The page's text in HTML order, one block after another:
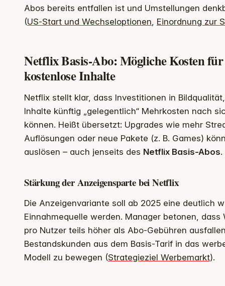
Abos bereits entfallen ist und Umstellungen
(US‑Start und Wechseloptionen Einordnung zur
Netflix Basis-Abo: Mögliche Kosten
kostenlose Inhalte
Netflix stellt klar, dass Investitionen in
Inhalte künftig „gelegentlich“ Mehrkosten nach
können. Heißt übersetzt: Upgrades wie mehr
Auflösungen oder neue Pakete (z. B. Games)
auslösen – auch jenseits des Netflix Basis-Abos.
Stärkung der Anzeigensparte bei Netflix
Die Anzeigenvariante soll ab 2025 eine deutlich
Einnahmequelle werden. Manager betonen, dass
pro Nutzer teils höher als Abo-Gebühren
Bestandskunden aus dem Basis-Tarif in das
Modell zu bewegen (Strategieziel Werbemarkt).